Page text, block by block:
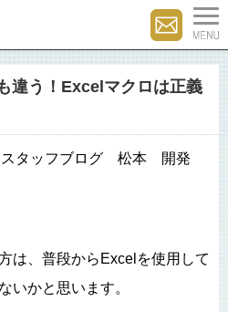
違う！Excelマクロは正義
スタッフブログ 松本 開発
は、普段からExcelを使用して
いかと思います。